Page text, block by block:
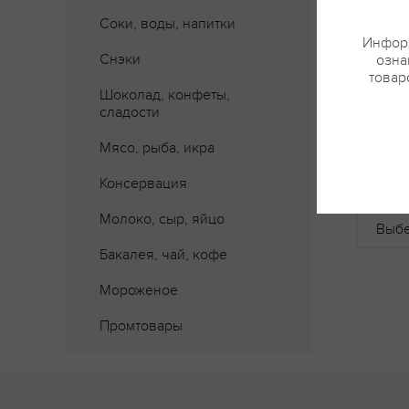
Соки, воды, напитки
Снэки
Шоколад, конфеты,
сладости
Мясо, рыба, икра
Консервация
Молоко, сыр, яйцо
Бакалея, чай, кофе
Мороженое
Промтовары